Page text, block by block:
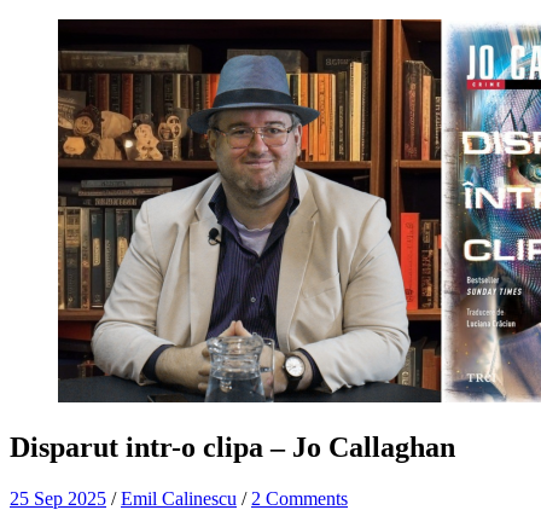
Disparut intr-o clipa – Jo Callaghan
25 Sep 2025 /Emil Calinescu / 2 Comments